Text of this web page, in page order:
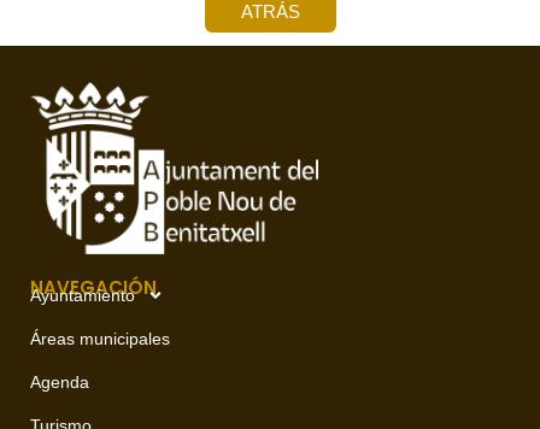
ATRÁS
NAVEGACIÓN
Ayuntamiento
Áreas municipales
Agenda